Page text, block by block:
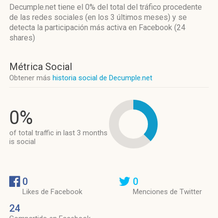
Decumple.net tiene el 0% del total del tráfico procedente
de las redes sociales (en los 3 últimos meses) y se
detecta la participación más activa en Facebook (24
shares)
Métrica Social
Obtener más historia social de Decumple.net
0%
of total traffic in last 3 months
is social
0
Likes de Facebook
24
0
Menciones de Twitter